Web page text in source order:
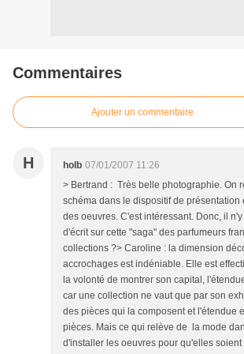
Commentaires
Ajouter un commentaire
H holb 07/01/2007 11:26
> Bertrand : Très belle photographie. On
schéma dans le dispositif de présentation
des oeuvres. C'est intéressant. Donc, il
d'écrit sur cette "saga" des parfumeurs
collections ?> Caroline : la dimension
accrochages est indéniable. Elle est
la volonté de montrer son capital,
car une collection ne vaut que par son
des pièces qui la composent et l'étendue
pièces. Mais ce qui relève de la mode
d'installer les oeuvres pour qu'elles soient